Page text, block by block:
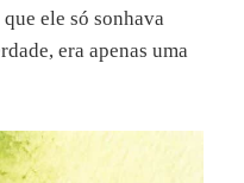
ele só sonhava
era apenas uma